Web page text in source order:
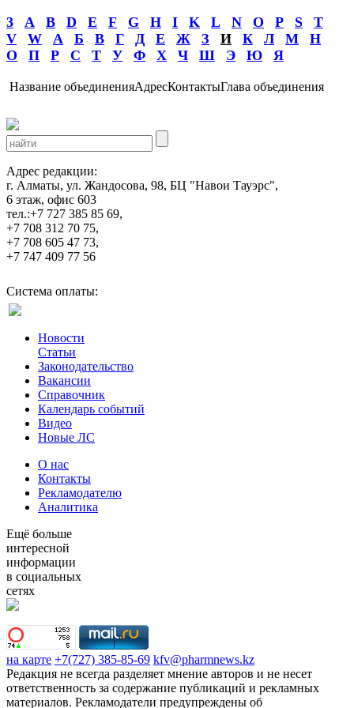
3 A B D E F G H I K L N O P S
T
V
W А Б В Г Д Е Ж З И К Л М
Н
О
П Р С Т У Ф Х Ч Ш Э Ю Я
Название объединенияАдресКонтактыГлава объединения
Адрес редакции:
г. Алматы, ул. Жандосова, 98, БЦ "Навои Тауэрс",
6 этаж, офис 603
тел.:+7 727 385 85 69,
+7 708 312 70 75,
+7 708 605 47 73,
+7 747 409 77 56
Система оплаты:
Новости
Статьи
Законодательство
Вакансии
Справочник
Календарь событий
Видео
Новые ЛС
О нас
Контакты
Рекламодателю
Аналитика
Ещё больше
интересной
информации
в социальных
сетях
на карте +7(727) 385-85-69 kfv@pharmnews.kz
Редакция не всегда разделяет мнение авторов и не несет
ответственность за содержание публикаций и рекламных
материалов. Рекламодатели предупреждены об